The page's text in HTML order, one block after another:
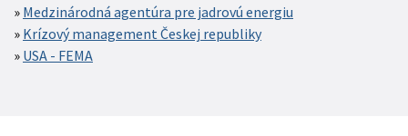
Medzinárodná agentúra pre jadrovú energiu
Krízový management Českej republiky
USA - FEMA